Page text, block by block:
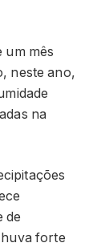
um mês
neste ano,
na
de
forte